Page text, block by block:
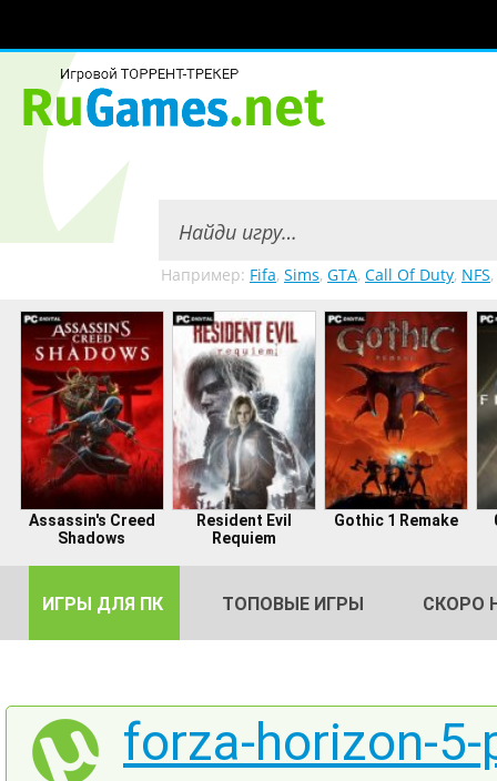
Например: Fifa, Sims, GTA, Call Of Duty, NFS,
Assassin's Creed
Shadows
Resident Evil
Requiem
Gothic 1 Remake
ИГРЫ ДЛЯ ПК ТОПОВЫЕ ИГРЫ СКОРО
forza-horizon-